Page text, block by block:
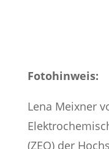
Fotohinweis:
Lena Meixner
(ZEO) der